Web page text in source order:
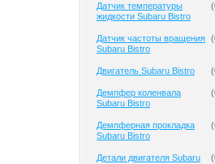
Датчик температуры
жидкости Subaru Bistro
(
Датчик частоты вращения
Subaru Bistro
(
Двигатель Subaru Bistro (
Демпфер коленвала
Subaru Bistro
(
Демпферная прокладка
Subaru Bistro
(
Детали двигателя Subaru
(